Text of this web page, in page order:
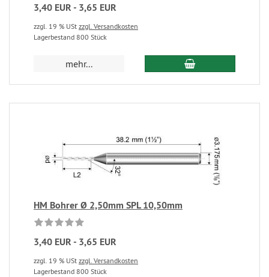
3,40 EUR - 3,65 EUR
zzgl. 19 % USt zzgl. Versandkosten
Lagerbestand 800 Stück
mehr...
HM Bohrer Ø 2,50mm SPL 10,50mm
3,40 EUR - 3,65 EUR
zzgl. 19 % USt zzgl. Versandkosten
Lagerbestand 800 Stück